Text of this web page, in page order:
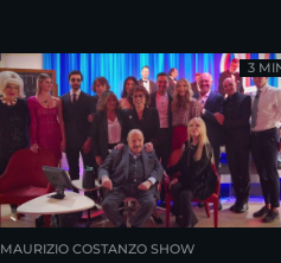
MAURIZIO COSTANZO SHOW
3